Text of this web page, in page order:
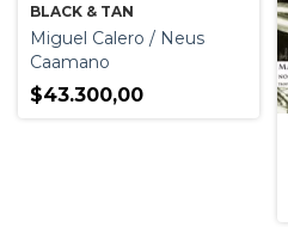
BLACK & TAN
Miguel Calero / Neus
Caamano
$43.300,00